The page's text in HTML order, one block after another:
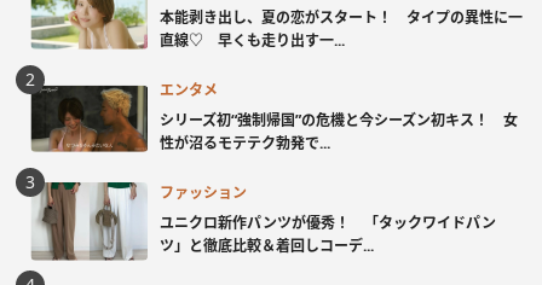
本能剥き出し、夏の恋がスタート！ タイプの異性に一
直線♡ 早くも走り出す一...
エンタメ
シリーズ初“強制帰国”の危機と今シーズン初キス！ 女
性が沼るモテテク勃発で...
ファッション
ユニクロ新作パンツが優秀！ 「タックワイドパン
ツ」と徹底比較＆着回しコーデ...